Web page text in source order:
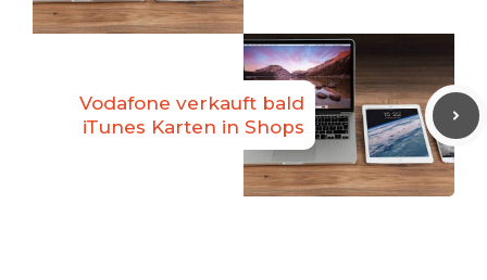
Vodafone verkauft bald
iTunes Karten in Shops